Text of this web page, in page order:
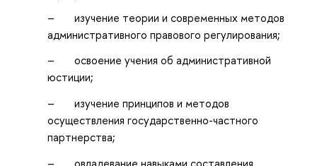
– изучение теории и современных методов
административного правового регулирования;
– освоение учения об административной
юстиции;
– изучение принципов и методов
осуществления государственно-частного
партнерства;